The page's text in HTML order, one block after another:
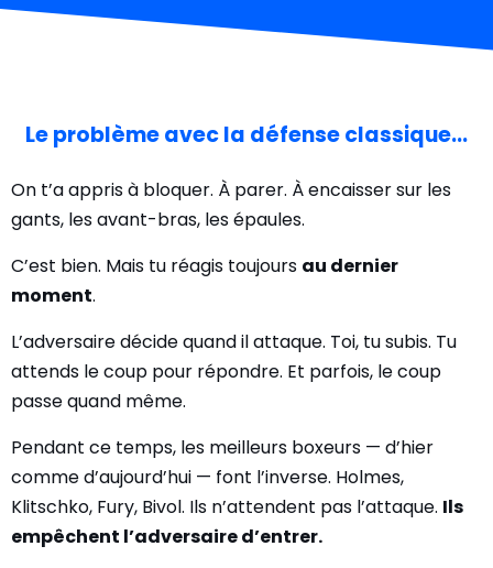
Le problème avec la défense classique...
On t’a appris à bloquer. À parer. À encaisser sur les
gants, les avant-bras, les épaules.
C’est bien. Mais tu réagis toujours au dernier
moment.
L’adversaire décide quand il attaque. Toi, tu subis. Tu
attends le coup pour répondre. Et parfois, le coup
passe quand même.
Pendant ce temps, les meilleurs boxeurs — d’hier
comme d’aujourd’hui — font l’inverse. Holmes,
Klitschko, Fury, Bivol. Ils n’attendent pas l’attaque. Ils
empêchent l’adversaire d’entrer.